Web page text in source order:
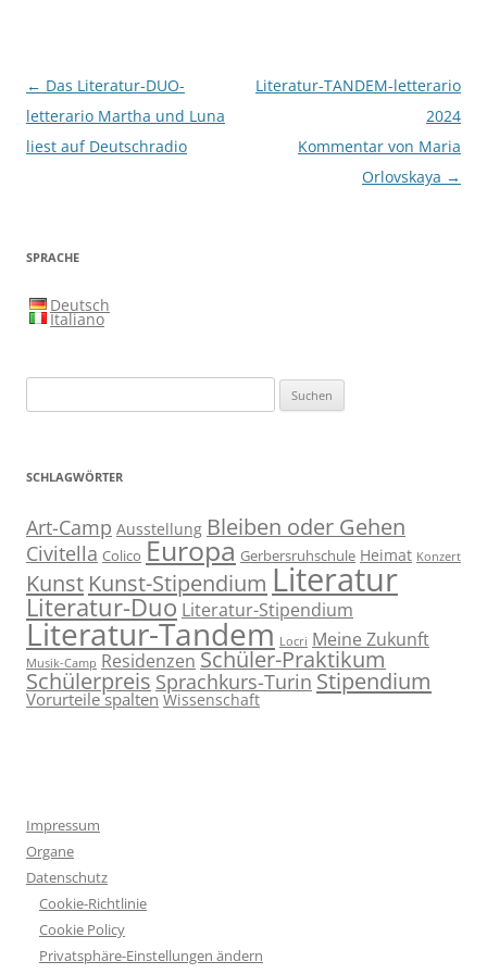
Beitragsnavigation
← Das Literatur-DUO-
letterario Martha und Luna
liest auf Deutschradio
Literatur-TANDEM-letterario
2024
Kommentar von Maria
Orlovskaya →
SPRACHE
Deutsch
Italiano
nach:
SCHLAGWÖRTER
Art-Camp Ausstellung Bleiben oder Gehen
Civitella Colico Europa Gerbersruhschule Heimat Konzert
Kunst Kunst-Stipendium Literatur
Literatur-Duo Literatur-Stipendium
Literatur-Tandem Locri Meine Zukunft
Musik-Camp Residenzen Schüler-Praktikum
Schülerpreis Sprachkurs-Turin Stipendium
Vorurteile spalten Wissenschaft
Impressum
Organe
Datenschutz
Cookie-Richtlinie
Cookie Policy
Privatsphäre-Einstellungen ändern